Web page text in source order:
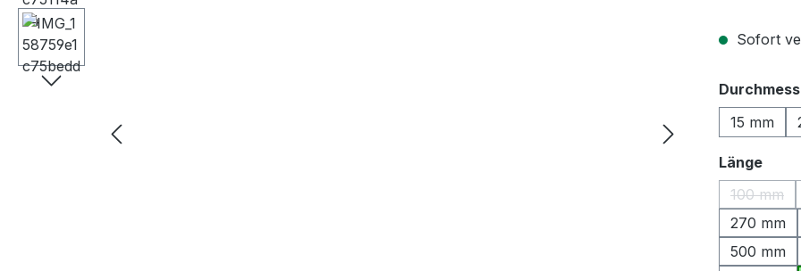
Sofort
15 mm
Länge
100 mm
(Diese
270 mm
500 mm